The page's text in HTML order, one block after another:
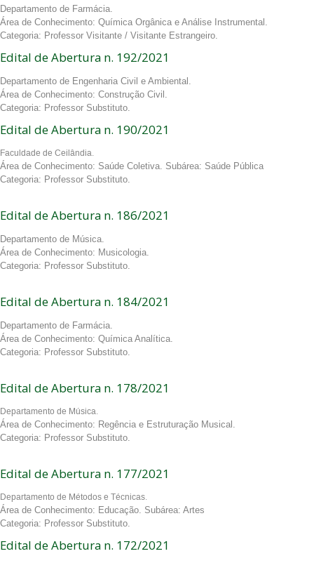
Departamento de Farmácia.
Área de Conhecimento: Química Orgânica e Análise Instrumental.
Categoria: Professor Visitante / Visitante Estrangeiro.
Edital de Abertura n. 192/2021
Departamento de Engenharia Civil e Ambiental.
Área de Conhecimento: Construção Civil.
Categoria: Professor Substituto.
Edital de Abertura n. 190/2021
Faculdade de Ceilândia.
Área de Conhecimento: Saúde Coletiva. Subárea: Saúde Pública
Categoria: Professor Substituto.
Edital de Abertura n. 186/2021
Departamento de Música.
Área de Conhecimento: Musicologia.
Categoria: Professor Substituto.
Edital de Abertura n. 184/2021
Departamento de Farmácia.
Área de Conhecimento: Química Analítica.
Categoria: Professor Substituto.
Edital de Abertura n. 178/2021
Departamento de Música.
Área de Conhecimento: Regência e Estruturação Musical.
Categoria: Professor Substituto.
Edital de Abertura n. 177/2021
Departamento de Métodos e Técnicas.
Área de Conhecimento: Educação. Subárea: Artes
Categoria: Professor Substituto.
Edital de Abertura n. 172/2021